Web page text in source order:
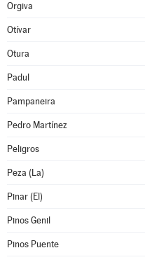
Orgiva
Otívar
Otura
Padul
Pampaneira
Pedro Martínez
Peligros
Peza (La)
Pinar (El)
Pinos Genil
Pinos Puente